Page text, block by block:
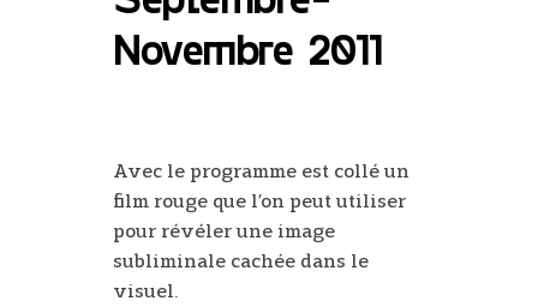
Novembre 2011
Avec le programme est collé un
film rouge que l’on peut utiliser
pour révéler une image
subliminale cachée dans le
visuel.